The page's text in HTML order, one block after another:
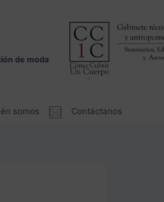
de moda
somos Contáctanos